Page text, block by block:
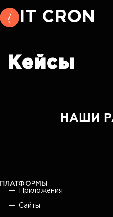
IT CRON
Кейсы
НАШИ
ПЛАТФОРМЫ
Приложения
Сайты